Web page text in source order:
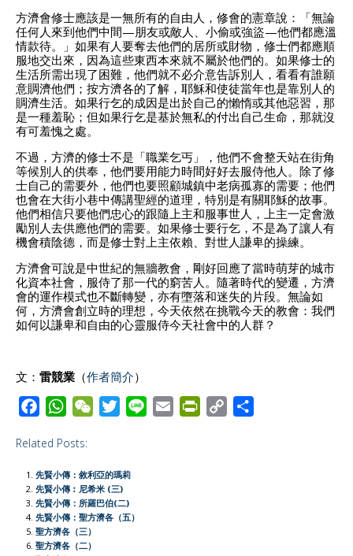
方濟會修士應該是一無所有的自由人，修會的憲章說：「無論
任何人來到他們中間—朋友或敵人、小偷或強盜—他們都應溫
情款待。」如果有人要奪去他們的居所或財物，修士們都應順
服地交出來，因為這些東西本來就不屬於他們的。如果修士的
生活所需出現了困難，他們就不必介意告訴別人，看看有誰願
意賙濟他們；按方濟各的了解，耶穌和使徒當年也是靠別人的
賙濟生活。如果行乞的成因是出於自己的懶惰或其他惡習，那
是一種羞恥；但如果行乞是基於無私的付出自己生命，那就沒
有可羞愧之處。
不過，方濟的修士不是「職業乞丐」，他們不會整天站在街角
等候別人的供奉，他們要用能力時間好好去服侍他人。除了修
士自己的需要外，他們也要照顧城鎮中老病孤寡的需要；他們
也會在大街小巷中傳講聖經的道理，特別是有關耶穌的故事。
他們相信只要他們忠心的跟隨上主和服事世人，上主一定會激
勵別人去供應他們的需要。如果修士要行乞，不是為了讓人有
機會積陰德，而是修士對上主依賴、對世人謙卑的操練。
方濟會可說是中世紀的無牆教會，剛好回應了當時萌芽的城市
化資本社會，服侍了那一代的窮苦人。隨著時代的變遷，方濟
會的運作模式也不斷轉變，亦有墮落和迷失的片段。無論如
何，方濟會創立時的理想，今天依然在挑戰今天的教會：我們
如何以謙卑和自由的心靈服侍今天社會中的人群？
文： 雷競業 （作者簡介）
c
e
b
o
o
k
W
a
t
s
A
p
p
W
h
a
t
t
t
e
Related Posts:
先賢小傳：敘利亞的瑪莉
先賢小傳︰尼希米 (三)
先賢小傳：所羅巴伯(二)
先賢小傳：聖方濟各（五）
聖方濟各（三）
聖方濟各（二）